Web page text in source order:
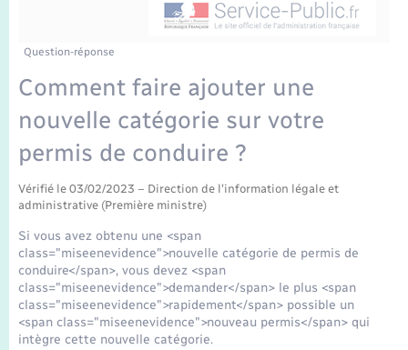
Etat-civil - Papiers - Citoyenneté
Mariage – PACS
Parrainage civil
Recensement
Loisirs
Nouvel habitant
Numérique
Organisation d’événement
Transports scolaires
Travaux - Autorisation d’occupation de l’espace
Compétences
Plan interactif
Présentation de la commune
Publications
La Communauté de communes
Question-réponse
Comment faire ajouter une
nouvelle catégorie sur votre
permis de conduire ?
Vérifié le 03/02/2023 – Direction de l'information légale et
administrative (Première ministre)
Si vous avez obtenu une <span
class="miseenevidence">nouvelle catégorie de permis de
conduire</span>, vous devez <span
class="miseenevidence">demander</span> le plus <span
class="miseenevidence">rapidement</span> possible un
<span class="miseenevidence">nouveau permis</span> qui
intègre cette nouvelle catégorie.